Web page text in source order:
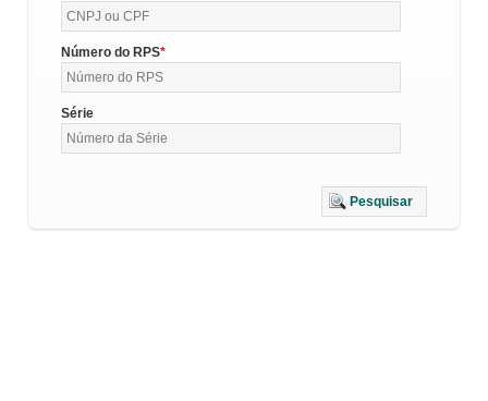
Número do RPS
Série
Pesquisar